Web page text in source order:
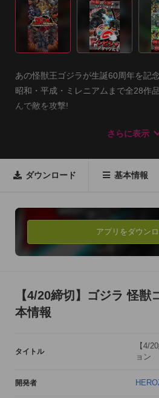
あの怪獣王ゴジラが生誕60周年を記
昭和・平成・ミレニアムまで全28作
んで敵を攻撃!
魅力をとことん味わえる、新感覚の
さらに表示
ダウンロード 基本情報
アプリをダウン
【4/20締切】ゴジラ 怪獣
本情報
タイトル
【4/
ョン
開発者